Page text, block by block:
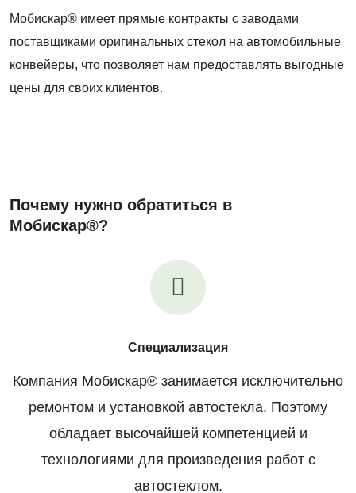
Мобискар® имеет прямые контракты с заводами
поставщиками оригинальных стекол на автомобильные
конвейеры, что позволяет нам предоставлять выгодные
цены для своих клиентов.
Почему нужно обратиться в
Мобискар®?
Специализация
Компания Мобискар® занимается исключительно
ремонтом и установкой автостекла. Поэтому
обладает высочайшей компетенцией и
технологиями для произведения работ с
автостеклом.